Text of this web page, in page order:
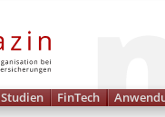
Studien FinTech